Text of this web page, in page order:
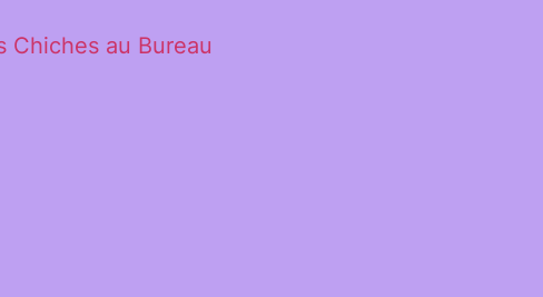
Chiches au Bureau